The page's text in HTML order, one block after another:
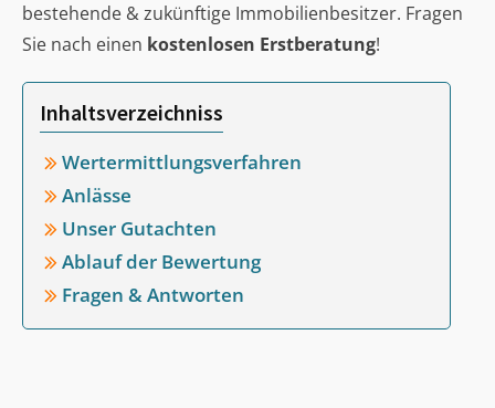
bestehende & zukünftige Immobilienbesitzer. Fragen
Sie nach einen kostenlosen Erstberatung!
Inhaltsverzeichniss
Wertermittlungsverfahren
Anlässe
Unser Gutachten
Ablauf der Bewertung
Fragen & Antworten